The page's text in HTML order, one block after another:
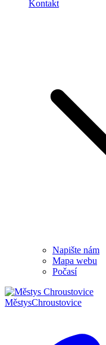
Kontakt
Napište nám
Mapa webu
Počasí
MěstysChroustovice